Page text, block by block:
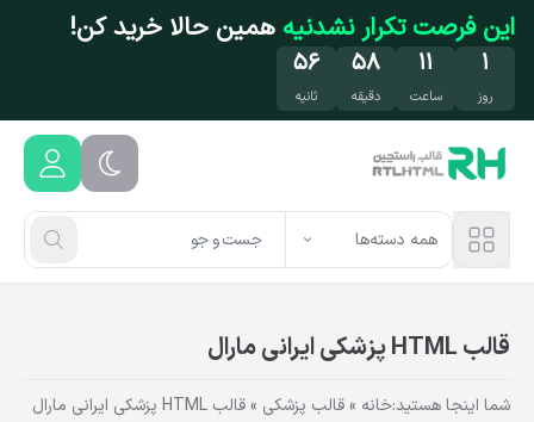
رفتن به محتوای اصلی
این فرصت تکرار نشدنیه همین حالا خرید کن!
۱
روز
۱۱
ساعت
۵۸
دقیقه
۵۵
ثانیه
همه دسته‌ها
قالب HTML پزشکی ایرانی مارال
شما اینجا هستید:خانه »قالب پزشکی »قالب HTML پزشکی ایرانی مارال